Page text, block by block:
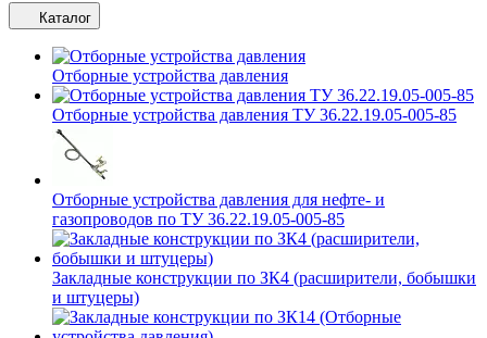
Каталог
Отборные устройства давления
Отборные устройства давления ТУ 36.22.19.05-005-85
Отборные устройства давления для нефте- и
газопроводов по ТУ 36.22.19.05-005-85
Закладные конструкции по ЗК4 (расширители, бобышки
и штуцеры)